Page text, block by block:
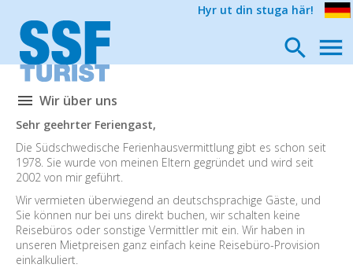
Hyr ut din stuga här!
Wir über uns
Sehr geehrter Feriengast,
Die Südschwedische Ferienhausvermittlung gibt es schon seit
1978. Sie wurde von meinen Eltern gegründet und wird seit
2002 von mir geführt.
Wir vermieten überwiegend an deutschsprachige Gäste, und
Sie können nur bei uns direkt buchen, wir schalten keine
Reisebüros oder sonstige Vermittler mit ein. Wir haben in
unseren Mietpreisen ganz einfach keine Reisebüro-Provision
einkalkuliert.